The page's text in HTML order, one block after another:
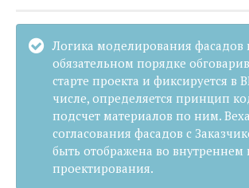
Логика моделирования фасадов
обязательном порядке
старте проекта и фиксируется в
числе, определяется принцип
подсчет материалов по ним. Веха
согласования фасадов с
быть отображена во внутреннем
проектирования.